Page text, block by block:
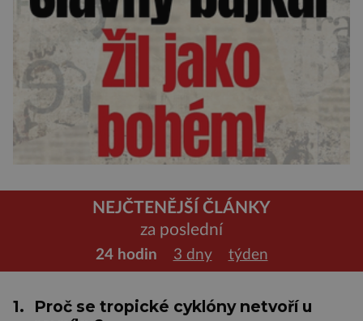
NEJČTENĚJŠÍ ČLÁNKY
za poslední
24 hodin 3 dny týden
1.
Proč se tropické cyklóny netvoří u